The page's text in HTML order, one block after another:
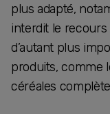
plus adapté,
interdit le
d’autant plus
produits, comme
céréales